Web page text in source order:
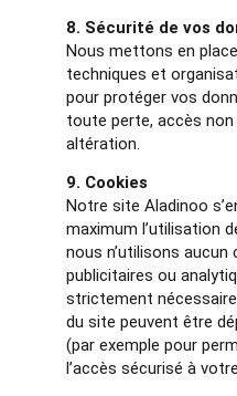
8. Sécurité de vos
Nous mettons en
techniques et
pour protéger vos
toute perte, accès
altération.
9. Cookies
Notre site Aladinoo
maximum l’utilisation
nous n’utilisons aucun
publicitaires ou
strictement
du site peuvent être
(par exemple pour
l’accès sécurisé à